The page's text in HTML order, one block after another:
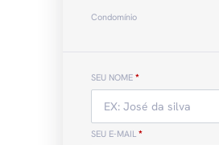
Condomínio
SEU NOME *
SEU E-MAIL *